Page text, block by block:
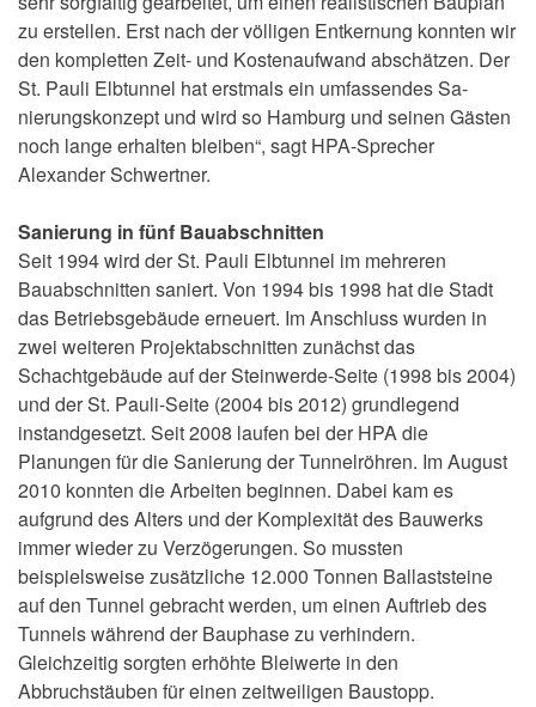
zu erstellen. Erst nach der völligen Entkernung konnten wir
den kompletten Zeit- und Kostenaufwand abschätzen. Der
St. Pauli Elbtunnel hat erstmals ein umfassendes Sa-
nierungskonzept und wird so Hamburg und seinen Gästen
noch lange erhalten bleiben“, sagt HPA-Sprecher
Alexander Schwertner.
Sanierung in fünf Bauabschnitten
Seit 1994 wird der St. Pauli Elbtunnel im mehreren
Bauabschnitten saniert. Von 1994 bis 1998 hat die Stadt
das Betriebsgebäude erneuert. Im Anschluss wurden in
zwei weiteren Projektabschnitten zunächst das
Schachtgebäude auf der Steinwerde-Seite (1998 bis 2004)
und der St. Pauli-Seite (2004 bis 2012) grundlegend
instandgesetzt. Seit 2008 laufen bei der HPA die
Planungen für die Sanierung der Tunnelröhren. Im August
2010 konnten die Arbeiten beginnen. Dabei kam es
aufgrund des Alters und der Komplexität des Bauwerks
immer wieder zu Verzögerungen. So mussten
beispielsweise zusätzliche 12.000 Tonnen Ballaststeine
auf den Tunnel gebracht werden, um einen Auftrieb des
Tunnels während der Bauphase zu verhindern.
Gleichzeitig sorgten erhöhte Bleiwerte in den
Abbruchstäuben für einen zeitweiligen Baustopp.